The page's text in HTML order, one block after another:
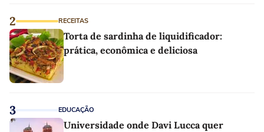
2 RECEITAS
Torta de sardinha de liquidificador:
prática, econômica e deliciosa
3 EDUCAÇÃO
Universidade onde Davi Lucca quer